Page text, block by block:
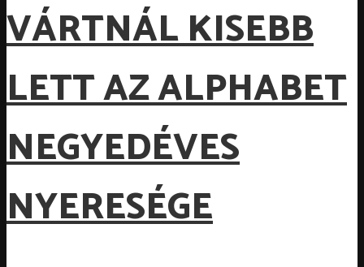
VÁRTNÁL KISEBB
LETT AZ ALPHABET
NEGYEDÉVES
NYERESÉGE